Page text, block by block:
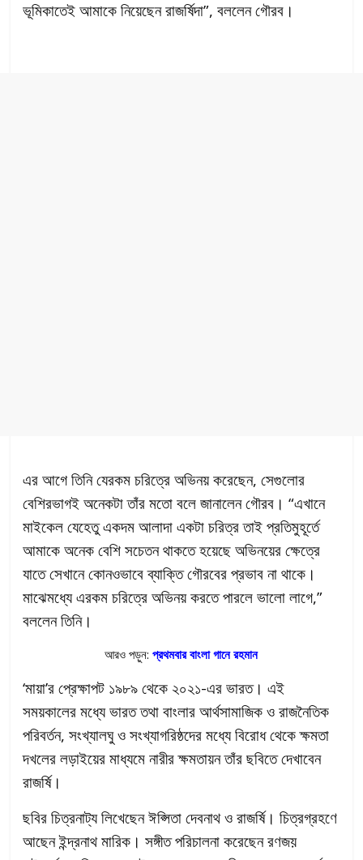
ভূমিকাতেই আমাকে নিয়েছেন রাজর্ষিদা”, বললেন গৌরব।
এর আগে তিনি যেরকম চরিত্রে অভিনয় করেছেন, সেগুলোর
বেশিরভাগই অনেকটা তাঁর মতো বলে জানালেন গৌরব। “এখানে
মাইকেল যেহেতু একদম আলাদা একটা চরিত্র তাই প্রতিমুহূর্তে
আমাকে অনেক বেশি সচেতন থাকতে হয়েছে অভিনয়ের ক্ষেত্রে
যাতে সেখানে কোনওভাবে ব্যাক্তি গৌরবের প্রভাব না থাকে।
মাঝেমধ্যে এরকম চরিত্রে অভিনয় করতে পারলে ভালো লাগে,”
বললেন তিনি।
আরও পড়ুন:প্রথমবার বাংলা গানে রহমান
‘মায়া’র প্রেক্ষাপট ১৯৮৯ থেকে ২০২১-এর ভারত। এই
সময়কালের মধ্যে ভারত তথা বাংলার আর্থসামাজিক ও রাজনৈতিক
পরিবর্তন, সংখ্যালঘু ও সংখ্যাগরিষ্ঠদের মধ্যে বিরোধ থেকে ক্ষমতা
দখলের লড়াইয়ের মাধ্যমে নারীর ক্ষমতায়ন তাঁর ছবিতে দেখাবেন
রাজর্ষি।
ছবির চিত্রনাট্য লিখেছেন ঈপ্সিতা দেবনাথ ও রাজর্ষি। চিত্রগ্রহণে
আছেন ইন্দ্রনাথ মারিক। সঙ্গীত পরিচালনা করেছেন রণজয়